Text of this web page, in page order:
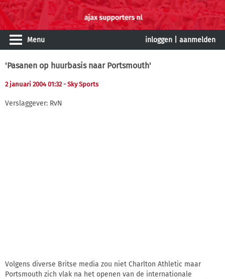
Menu inloggen aanmelden
'Pasanen op huurbasis naar Portsmouth'
2 januari 2004 01:32- Sky Sports
Verslaggever: RvN
Volgens diverse Britse media zou niet Charlton Athletic maar
Portsmouth zich vlak na het openen van de internationale